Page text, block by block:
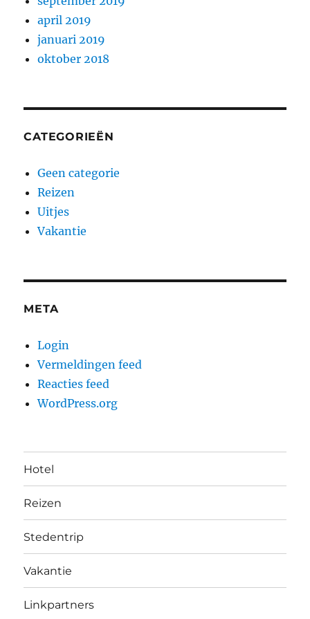
april 2019
januari 2019
oktober 2018
CATEGORIEËN
Geen categorie
Reizen
Uitjes
Vakantie
META
Login
Vermeldingen feed
Reacties feed
WordPress.org
Hotel
Reizen
Stedentrip
Vakantie
Linkpartners